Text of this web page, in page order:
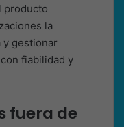
producto
la
y gestionar
fiabilidad y
fuera de